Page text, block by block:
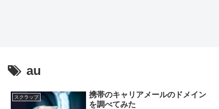
au
スクラップ
携帯のキャリアメールのドメイン
を調べてみた